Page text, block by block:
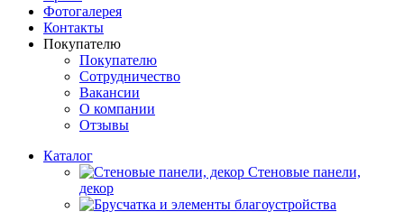
Фотогалерея
Контакты
Покупателю
Покупателю
Сотрудничество
Вакансии
О компании
Отзывы
Каталог
Стеновые панели,
декор